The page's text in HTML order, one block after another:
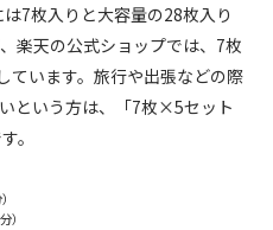
7枚入りと大容量の28枚入り
楽天の公式ショップでは、7枚
います。旅行や出張などの際
という方は、「7枚×5セット
。
）